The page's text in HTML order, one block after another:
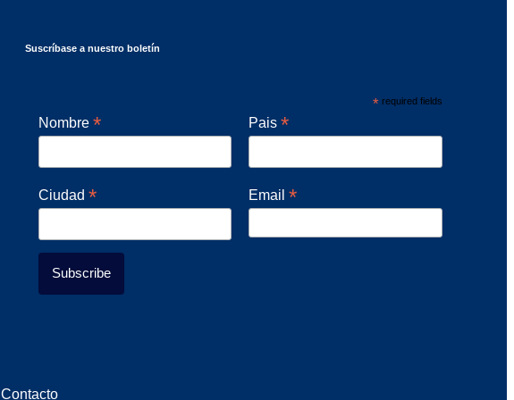
Suscríbase a nuestro boletín
* required fields
Nombre * Pais*
Ciudad * Email*
Contacto